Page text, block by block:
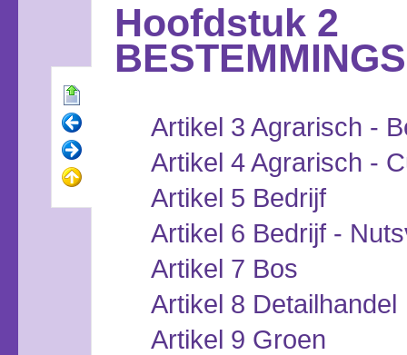
Hoofdstuk 2
Artikel 3 Agrarisch -
Artikel 4 Agrarisch -
Artikel 5 Bedrijf
Artikel 6 Bedrijf -
Artikel 7 Bos
Artikel 8 Detailhandel
Artikel 9 Groen